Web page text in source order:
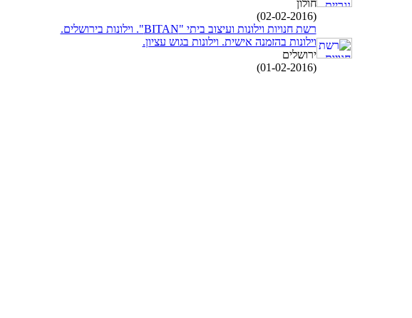
חולון
(02-02-2016)
רשת חנויות וילונות ועיצוב ביתי "BITAN". וילונות בירושלים.
וילונות בהזמנה אישית. וילונות בגוש עציון.
ירושלים
(01-02-2016)